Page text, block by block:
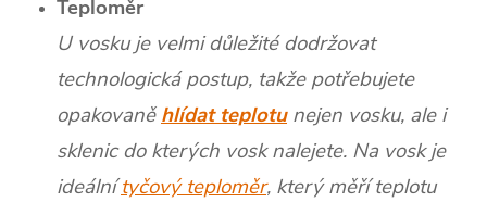
Teploměr
U vosku je velmi důležité dodržovat
technologická postup, takže potřebujete
opakovaněhlídat teplotunejen vosku, ale i
sklenic do kterých vosk nalejete. Na vosk je
ideálnítyčový teploměr, který měří teplotu